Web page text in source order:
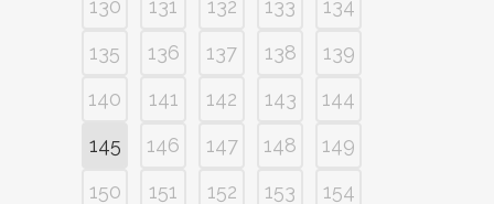
130
131 132 133
134
135
136 137 138
139
140
141 142 143
144
145
146 147 148
149
150
151 152 153
154